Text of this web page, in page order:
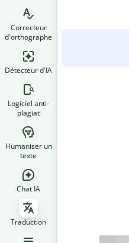
Correcteur
d'orthographe
Détecteur d'IA
Logiciel anti-
plagiat
Humaniser un
texte
Chat IA
Traduction